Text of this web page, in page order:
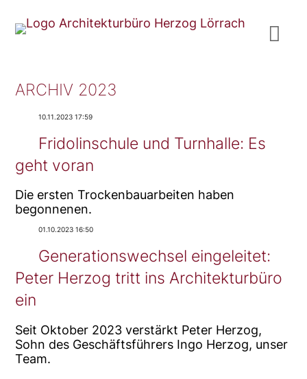
ARCHIV 2023
10.11.2023 17:59
Fridolinschule und Turnhalle: Es
geht voran
Die ersten Trockenbauarbeiten haben
begonnenen.
01.10.2023 16:50
Generationswechsel eingeleitet:
Peter Herzog tritt ins Architekturbüro
ein
Seit Oktober 2023 verstärkt Peter Herzog,
Sohn des Geschäftsführers Ingo Herzog, unser
Team.